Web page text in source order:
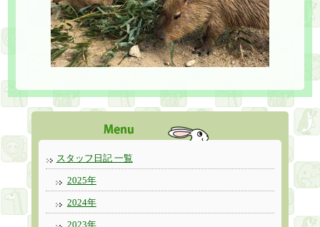
スタッフ日記 一覧
2025年
2024年
2023年